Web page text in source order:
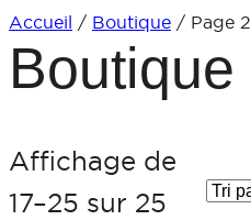
Aller
au
Accueil / Boutique / Page 2
Boutique
Affichage de
17–25 sur 25